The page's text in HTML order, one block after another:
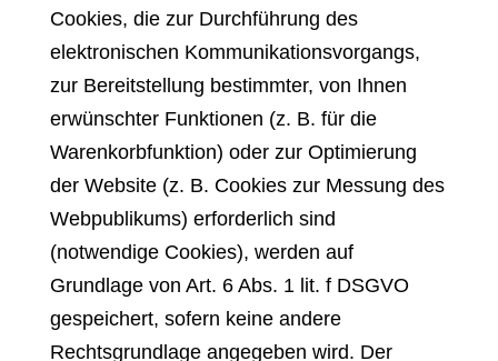
Cookies, die zur Durchführung des
elektronischen Kommunikationsvorgangs,
zur Bereitstellung bestimmter, von Ihnen
erwünschter Funktionen (z. B. für die
Warenkorbfunktion) oder zur Optimierung
der Website (z. B. Cookies zur Messung des
Webpublikums) erforderlich sind
(notwendige Cookies), werden auf
Grundlage von Art. 6 Abs. 1 lit. f DSGVO
gespeichert, sofern keine andere
Rechtsgrundlage angegeben wird. Der